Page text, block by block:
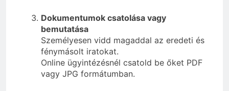
Dokumentumok csatolása vagy
bemutatása
Személyesen vidd magaddal az eredeti és
fénymásolt iratokat.
Online ügyintézésnél csatold be őket PDF
vagy JPG formátumban.